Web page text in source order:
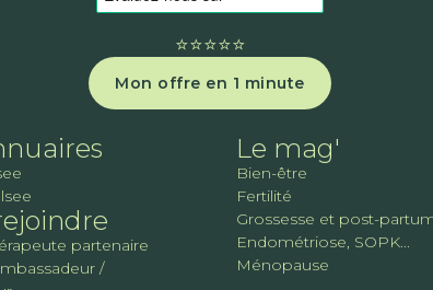
⭐️⭐️⭐️⭐️⭐️
Mon offre en 1 minute
partenaire
/
Le mag'
Bien-être
Fertilité
Grossesse et post-
Endométriose, SOPK...
Ménopause